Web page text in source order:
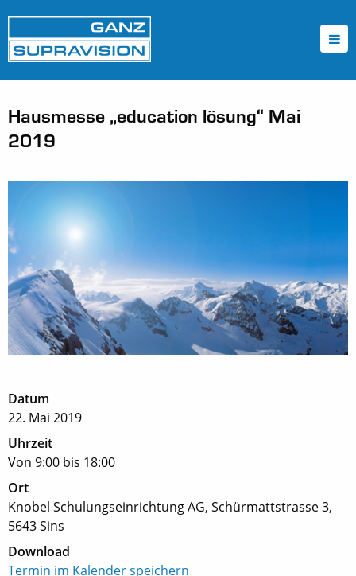
Hausmesse „education lösung“ Mai
2019
Datum
22. Mai 2019
Uhrzeit
Von 9:00 bis 18:00
Ort
Knobel Schulungseinrichtung AG, Schürmattstrasse 3,
5643 Sins
Download
Termin im Kalender speichern